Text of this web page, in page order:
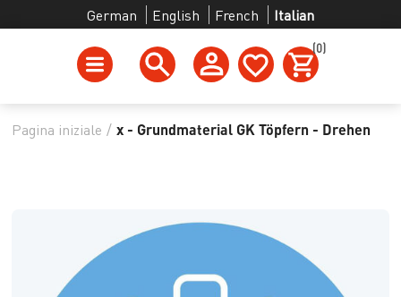
German English French Italian
(0)
Pagina iniziale / x - Grundmaterial GK Töpfern - Drehen